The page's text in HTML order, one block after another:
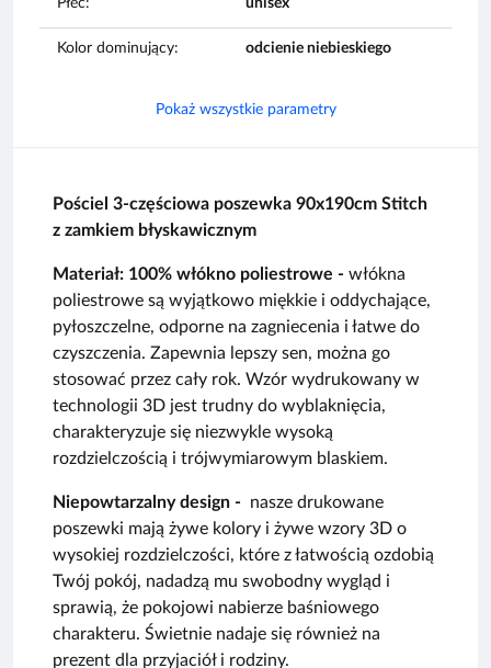
Kolor dominujący: odcienie niebieskiego
Pokaż wszystkie parametry
Pościel 3-częściowa poszewka 90x190cm Stitch
z zamkiem błyskawicznym
Materiał: 100% włókno poliestrowe - włókna
poliestrowe są wyjątkowo miękkie i oddychające,
pyłoszczelne, odporne na zagniecenia i łatwe do
czyszczenia. Zapewnia lepszy sen, można go
stosować przez cały rok. Wzór wydrukowany w
technologii 3D jest trudny do wyblaknięcia,
charakteryzuje się niezwykle wysoką
rozdzielczością i trójwymiarowym blaskiem.
Niepowtarzalny design -
nasze drukowane
poszewki mają żywe kolory i żywe wzory 3D o
wysokiej rozdzielczości, które z łatwością ozdobią
Twój pokój, nadadzą mu swobodny wygląd i
sprawią, że pokojowi nabierze baśniowego
charakteru. Świetnie nadaje się również na
prezent dla przyjaciół i rodziny.